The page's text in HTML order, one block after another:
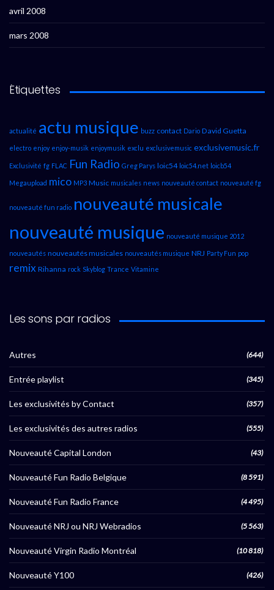
avril 2008
mars 2008
Étiquettes
actualité actu musique buzz contact Dario David Guetta
electro enjoy enjoy-musik enjoymusik exclu exclusivemusic exclusivemusic.fr
Exclusivité fg FLAC Fun Radio Greg Parys loic54 loic54.net loicb54
Megaupload mico MP3 Music musicales news nouveauté contact nouveauté fg
nouveauté fun radio nouveauté musicale
nouveauté musique nouveauté musique 2012
nouveautés nouveautés musicales nouveautés musique NRJ Party Fun pop
remix Rihanna rock Skyblog Trance Vitamine
Les sons par radios
Autres (644)
Entrée playlist (345)
Les exclusivités by Contact (357)
Les exclusivités des autres radios (555)
Nouveauté Capital London (43)
Nouveauté Fun Radio Belgique (8 591)
Nouveauté Fun Radio France (4 495)
Nouveauté NRJ ou NRJ Webradios (5 563)
Nouveauté Virgin Radio Montréal (10 818)
Nouveauté Y100 (426)